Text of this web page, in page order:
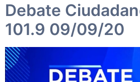
Debate
101.9 09/09/20